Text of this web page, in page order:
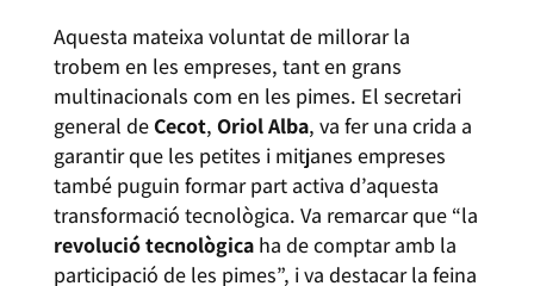
Aquesta mateixa voluntat de millorar la
trobem en les empreses, tant en grans
multinacionals com en les pimes. El secretari
general deCecot, Oriol Alba, va fer una crida a
garantir que les petites i mitjanes empreses
també puguin formar part activa d’aquesta
transformació tecnològica. Va remarcar que “la
revolució tecnològicaha de comptar amb la
participació de les pimes”, i va destacar la feina